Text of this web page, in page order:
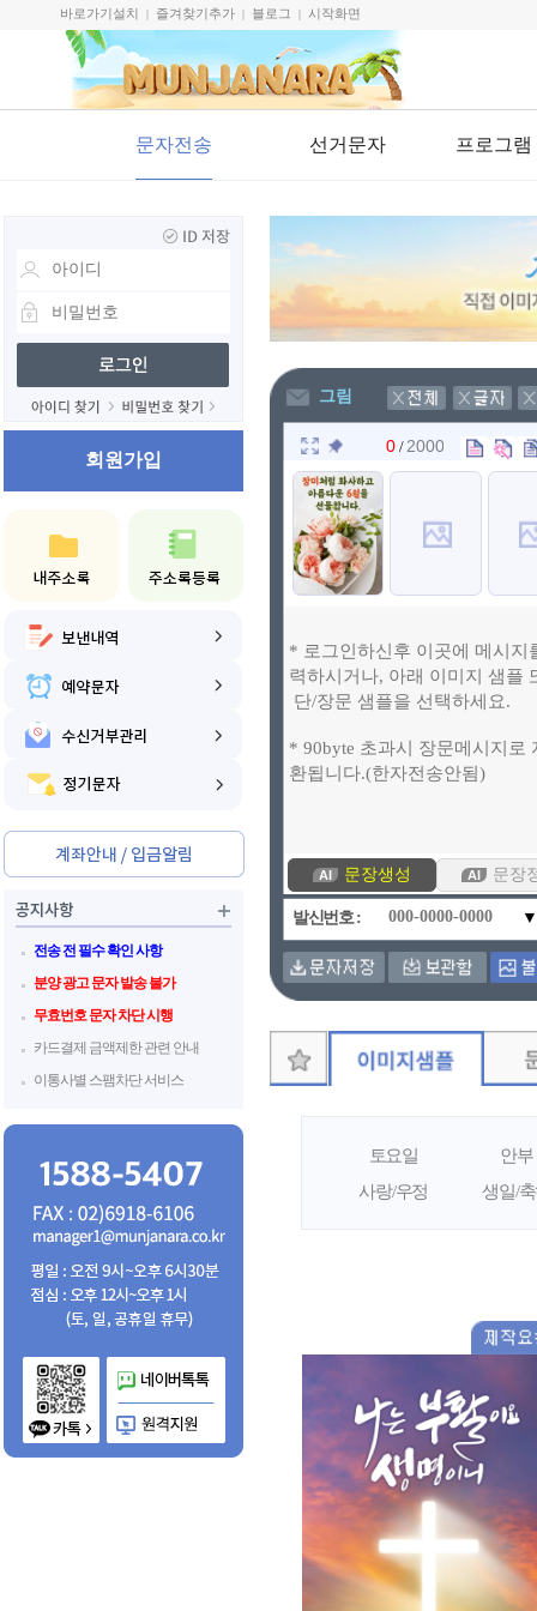
바로가기설치 | 즐겨찾기추가 | 블로그 | 시작화면
문자전송 선거문자 프로그램
회원가입
전송 전 필수 확인 사항
분양 광고 문자 발송 불가
무효번호 문자 차단 시행
카드결제 금액제한 관련 안내
이통사별 스팸차단 서비스
그림
문장생성 문장정리
토요일 안부
좋은하루
사랑/우정
생일/축하 결혼/답례